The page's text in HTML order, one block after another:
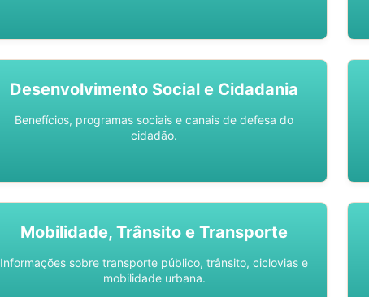
Desenvolvimento Social e Cidadania
Benefícios, programas sociais e canais de defesa do
cidadão.
Mobilidade, Trânsito e Transporte
Informações sobre transporte público, trânsito, ciclovias e
mobilidade urbana.